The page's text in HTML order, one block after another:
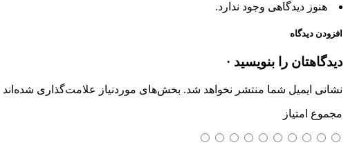
هنوز دیدگاهی وجود ندارد.
افزودن دیدگاه
دیدگاهتان را بنویسید ·
نشانی ایمیل شما منتشر نخواهد شد. بخش‌های موردنیاز علامت‌گذاری شده‌اند
مجموع امتیاز